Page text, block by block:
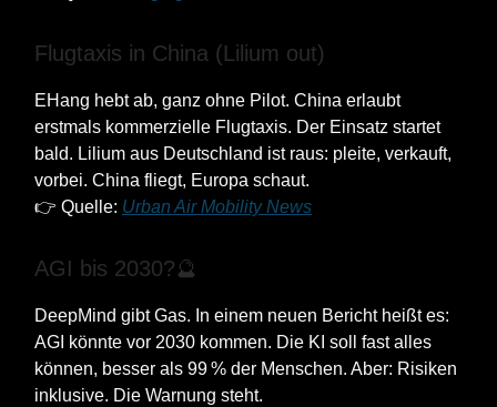
Flugtaxis in China (Lilium out)
EHang hebt ab, ganz ohne Pilot. China erlaubt
erstmals kommerzielle Flugtaxis. Der Einsatz startet
bald. Lilium aus Deutschland ist raus: pleite, verkauft,
vorbei. China fliegt, Europa schaut.
👉 Quelle: Urban Air Mobility News
AGI bis 2030?🔮
DeepMind gibt Gas. In einem neuen Bericht heißt es:
AGI könnte vor 2030 kommen. Die KI soll fast alles
können, besser als 99 % der Menschen. Aber: Risiken
inklusive. Die Warnung steht.